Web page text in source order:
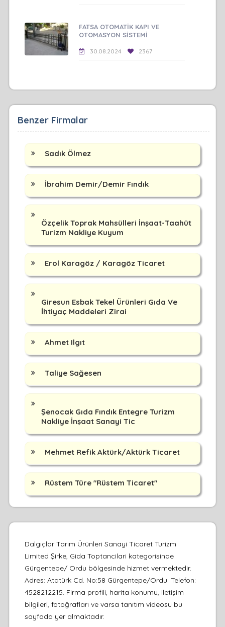
FATSA OTOMATİK KAPI VE
OTOMASYON SİSTEMİ
30.08.2024 2367
Benzer Firmalar
Sadık Ölmez
İbrahim Demir/Demir Fındık
Özçelik Toprak Mahsülleri İnşaat-Taahüt
Turizm Nakliye Kuyum
Erol Karagöz / Karagöz Ticaret
Giresun Esbak Tekel Ürünleri Gıda Ve
İhtiyaç Maddeleri Zirai
Ahmet Ilgıt
Taliye Sağesen
Şenocak Gıda Fındık Entegre Turizm
Nakliye İnşaat Sanayi Tic
Mehmet Refik Aktürk/Aktürk Ticaret
Rüstem Türe "Rüstem Ticaret"
Dalgıçlar Tarım Ürünleri Sanayi Ticaret Turizm
Limited Şirke, Gida Toptancilari kategorisinde
Gürgentepe/ Ordu bölgesinde hizmet vermektedir.
Adres: Atatürk Cd. No:58 Gürgentepe/Ordu. Telefon:
4528212215. Firma profili, harita konumu, iletişim
bilgileri, fotoğrafları ve varsa tanıtım videosu bu
sayfada yer almaktadır.